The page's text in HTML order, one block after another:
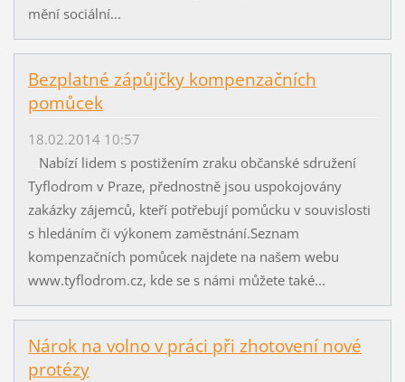
mění sociální...
Bezplatné zápůjčky kompenzačních
pomůcek
18.02.2014 10:57
Nabízí lidem s postižením zraku občanské sdružení
Tyflodrom v Praze, přednostně jsou uspokojovány
zakázky zájemců, kteří potřebují pomůcku v souvislosti
s hledáním či výkonem zaměstnání.Seznam
kompenzačních pomůcek najdete na našem webu
www.tyflodrom.cz, kde se s námi můžete také...
Nárok na volno v práci při zhotovení nové
protézy